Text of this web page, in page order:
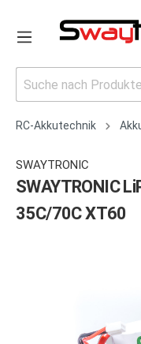
RC-Akkutechnik
SWAYTRONIC
SWAYTRONIC
35C/70C XT60